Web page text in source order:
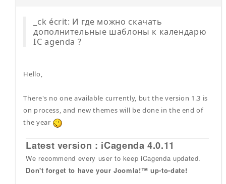
_ck écrit: И где можно скачать
дополнительные шаблоны к календарю
IC agenda ?
Hello,
There's no one available currently, but the version 1.3 is
on process, and new themes will be done in the end of
the year
Latest version : iCagenda 4.0.11
We recommend every user to keep iCagenda updated.
Don't forget to have your Joomla!™ up-to-date!